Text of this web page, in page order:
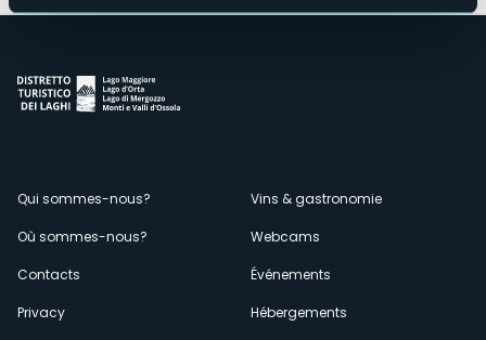
Menù
secondario
Qui sommes-nous?
Où sommes-nous?
Contacts
Privacy
Vins & gastronomie
Webcams
Événements
Hébergements